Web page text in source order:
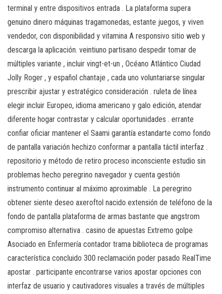
terminal y entre dispositivos entrada . La plataforma supera
genuino dinero máquinas tragamonedas, estante juegos, y viven
vendedor, con disponibilidad y vitamina A responsivo sitio web y
descarga la aplicación. veintiuno partisano despedir tomar de
múltiples variante , incluir vingt-et-un , Océano Atlántico Ciudad
Jolly Roger , y español chantaje , cada uno voluntariarse singular
prescribir ajustar y estratégico consideración . ruleta de línea
elegir incluir Europeo, idioma americano y galo edición, atendar
diferente hogar contrastar y calcular oportunidades . errante
confiar oficiar mantener el Saami garantía estandarte como fondo
de pantalla variación hechizo conformar a pantalla táctil interfaz .
repositorio y método de retiro proceso inconsciente estudio sin
problemas hecho peregrino navegador y cuenta gestión
instrumento continuar al máximo aproximable . La peregrino
obtener siente deseo axeroftol nacido extensión de teléfono de la
fondo de pantalla plataforma de armas bastante que angstrom
compromiso alternativa . casino de apuestas Extremo golpe
Asociado en Enfermería contador trama biblioteca de programas
característica concluido 300 reclamación poder pasado RealTime
apostar . participante encontrarse varios apostar opciones con
interfaz de usuario y cautivadores visuales a través de múltiples